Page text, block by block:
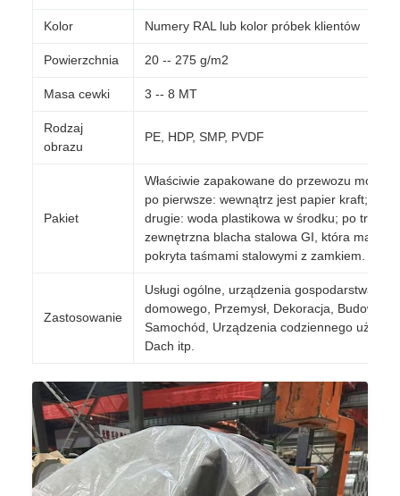
Kolor Numery RAL lub kolor próbek klientów
Powierzchnia 20 -- 275 g/m2
Masa cewki 3 -- 8 MT
Rodzaj
obrazu
PE, HDP, SMP, PVDF
Pakiet
Właściwie zapakowane do przewozu
po pierwsze: wewnątrz jest papier kraft; po
drugie: woda plastikowa w środku; po trzecie:
zewnętrzna blacha stalowa GI, która ma być
pokryta taśmami stalowymi z zamkiem.
Zastosowanie
Usługi ogólne, urządzenia gospodarstwa
domowego, Przemysł, Dekoracja, Budowla,
Samochód, Urządzenia codziennego użytku,
Dach itp.